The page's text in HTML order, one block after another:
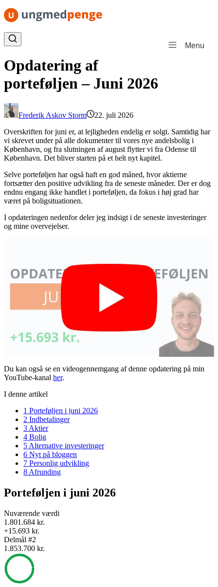
Spring til indhold
Menu
Opdatering af
porteføljen – Juni 2026
Frederik Askov Storm
22. juli 2026
Overskriften for juni er, at lejligheden endelig er solgt. Samtidig har
vi skrevet under på alle dokumenter til vores nye andelsbolig i
København, og fra slutningen af august flytter vi fra Odense til
København. Det bliver starten på et helt nyt kapitel.
Selve porteføljen har også haft en god måned, hvor aktierne
fortsætter den positive udvikling fra de seneste måneder. Der er dog
endnu engang ikke handlet i porteføljen, da fokus i høj grad har
været på boligsituationen.
I opdateringen nedenfor deler jeg indsigt i de seneste investeringer
og mine overvejelser.
Du kan også se en videogennemgang af denne opdatering på min
YouTube-kanal her.
I denne artikel
1 Porteføljen i juni 2026
2 Indbetalinger
3 Aktier
4 Bolig
5 Alternative investeringer
6 Nyt på bloggen
7 Personlig udvikling
8 Afrunding
Porteføljen i juni 2026
Nuværende værdi
1.801.684 kr.
+15.693 kr.
Delmål #2
1.853.700 kr.